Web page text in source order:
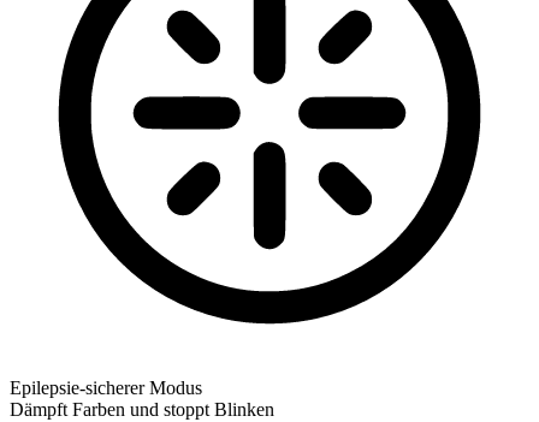
Epilepsie-sicherer Modus
Dämpft Farben und stoppt Blinken